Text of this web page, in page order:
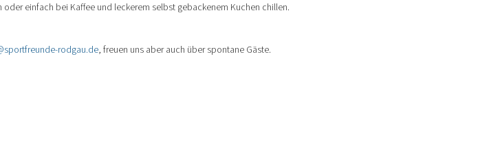
einfach bei Kaffee und leckerem selbst gebackenem Kuchen chillen.
rodgau.de, freuen uns aber auch über spontane Gäste.